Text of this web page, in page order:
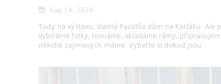
Aug 14, 2024
Tudy na výstavu, slavný Faustův dům na Karláku.
vybíráme fotky, rovnáme, skladáme rámy,
několik zajímavých máme. Vyberte si dokud jsou.